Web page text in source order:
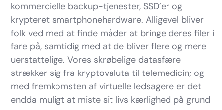
kommercielle backup-tjenester, SSD’er og
krypteret smartphonehardware. Alligevel bliver
folk ved med at finde måder at bringe deres filer i
fare på, samtidig med at de bliver flere og mere
uerstattelige. Vores skrøbelige datasfære
strækker sig fra kryptovaluta til telemedicin; og
med fremkomsten af virtuelle ledsagere er det
endda muligt at miste sit livs kærlighed på grund